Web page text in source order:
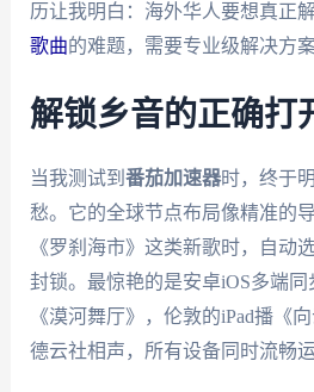
历让我明白：海外华人要想真正
歌曲的难题，需要专业级解决方案
解锁乡音的正确打
当我测试到 番茄加速器时，终于
愁。它的全球节点布局像精准的
《罗刹海市》这类新歌时，自动
封锁。最惊艳的是安卓iOS多端
《漠河舞厅》，伦敦的iPad播《
德云社相声，所有设备同时流畅运